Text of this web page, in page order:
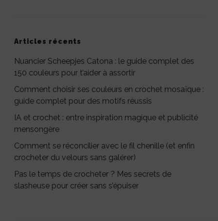
Articles récents
Nuancier Scheepjes Catona : le guide complet des
150 couleurs pour t’aider à assortir
Comment choisir ses couleurs en crochet mosaïque :
guide complet pour des motifs réussis
IA et crochet : entre inspiration magique et publicité
mensongère
Comment se réconcilier avec le fil chenille (et enfin
crocheter du velours sans galérer)
Pas le temps de crocheter ? Mes secrets de
slasheuse pour créer sans s’épuiser